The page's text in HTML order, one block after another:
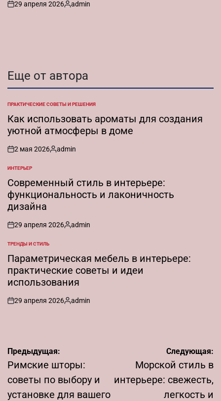
on
29 апреля 2026
Запись
admin
Еще от автора
ОПУБЛИКОВАНО
В
ПРАКТИЧЕСКИЕ СОВЕТЫ И РЕШЕНИЯ
Как использовать ароматы для создания
уютной атмосферы в доме
on
2 мая 2026
Запись
admin
ОПУБЛИКОВАНО
В
ИНТЕРЬЕР
Современный стиль в интерьере:
функциональность и лаконичность
дизайна
on
29 апреля 2026
Запись
admin
ОПУБЛИКОВАНО
В
ТРЕНДЫ И СТИЛЬ
Параметрическая мебель в интерьере:
практические советы и идеи
использования
on
29 апреля 2026
Запись
admin
Навигация
по
записям
Предыдущая:
Римские шторы:
советы по выбору и
установке для вашего
Следующая:
Морской стиль в
интерьере: свежесть,
легкость и